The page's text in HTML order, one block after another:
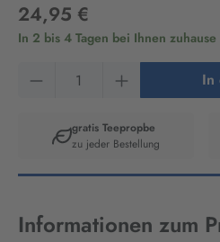
24,95 €
In 2 bis 4 Tagen bei Ihnen zuhause
Produkt Anzahl: Gib In
gratis Teepropbe
zu jeder Bestellung
Artikelnummer:
9052
Informationen zum